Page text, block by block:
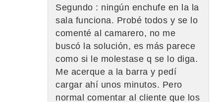
Segundo : ningún enchufe en la la
sala funciona. Probé todos y se lo
comenté al camarero, no me
buscó la solución, es más parece
como si le molestase q se lo diga.
Me acerque a la barra y pedí
cargar ahí unos minutos. Pero
normal comentar al cliente que los